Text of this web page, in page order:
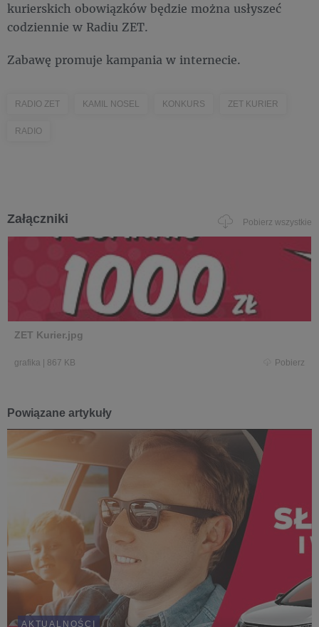
kurierskich obowiązków będzie można usłyszeć
codziennie w Radiu ZET.
Zabawę promuje kampania w internecie.
RADIO ZET KAMIL NOSEL KONKURS ZET KURIER
RADIO
Załączniki Pobierz wszystkie
ZET Kurier.jpg
grafika 867 KB Pobierz
Powiązane artykuły
AKTUALNOŚCI